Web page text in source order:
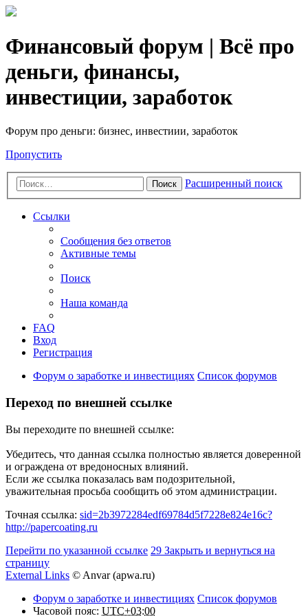
Финансовый форум | Всё про
деньги, финансы,
инвестиции, заработок
Форум про деньги: бизнес, инвестиии, заработок
Пропустить
Поиск Расширенный поиск
Ссылки
Сообщения без ответов
Активные темы
Поиск
Наша команда
FAQ
Вход
Регистрация
Форум о заработке и инвестициях Список форумов
Переход по внешней ссылке
Вы переходите по внешней ссылке:
Убедитесь, что данная ссылка полностью является доверенной
и ограждена от вредоносных влияний.
Если же ссылка показалась вам подозрительной,
уважительная просьба сообщить об этом администрации.
Точная ссылка: sid=2b3972284edf69784d5f7228e824e16c?
http://papercoating.ru
Перейти по указанной ссылке 29 Закрыть и вернуться на
страницу
External Links © Anvar (apwa.ru)
Форум о заработке и инвестициях Список форумов
Часовой пояс: UTC+03:00